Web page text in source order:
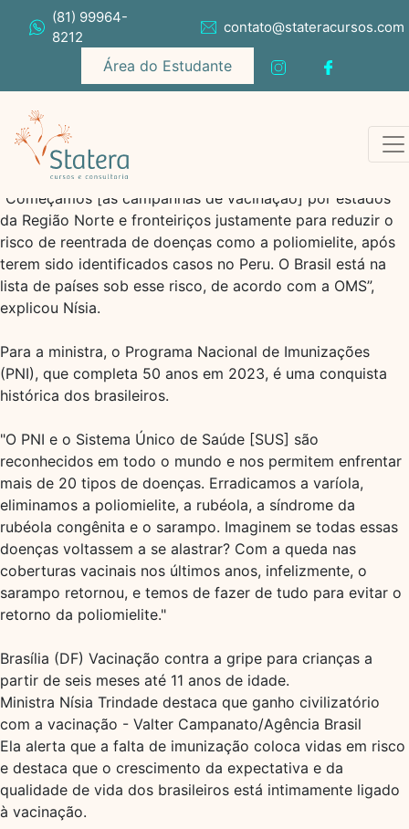
“Começamos [as campanhas de vacinação] por estados
da Região Norte e fronteiriços justamente para reduzir o
risco de reentrada de doenças como a poliomielite, após
terem sido identificados casos no Peru. O Brasil está na
lista de países sob esse risco, de acordo com a OMS”,
explicou Nísia.
Para a ministra, o Programa Nacional de Imunizações
(PNI), que completa 50 anos em 2023, é uma conquista
histórica dos brasileiros.
"O PNI e o Sistema Único de Saúde [SUS] são
reconhecidos em todo o mundo e nos permitem enfrentar
mais de 20 tipos de doenças. Erradicamos a varíola,
eliminamos a poliomielite, a rubéola, a síndrome da
rubéola congênita e o sarampo. Imaginem se todas essas
doenças voltassem a se alastrar? Com a queda nas
coberturas vacinais nos últimos anos, infelizmente, o
sarampo retornou, e temos de fazer de tudo para evitar o
retorno da poliomielite."
Brasília (DF) Vacinação contra a gripe para crianças a
partir de seis meses até 11 anos de idade.
Ministra Nísia Trindade destaca que ganho civilizatório
com a vacinação - Valter Campanato/Agência Brasil
Ela alerta que a falta de imunização coloca vidas em risco
e destaca que o crescimento da expectativa e da
qualidade de vida dos brasileiros está intimamente ligado
à vacinação.
(81) 99964-
8212
contato@stateracursos.com
Área do Estudante